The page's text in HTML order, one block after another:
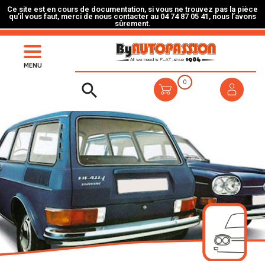
Ce site est en cours de documentation, si vous ne trouvez pas la pièce
qu’il vous faut, merci de nous contacter au 04 74 87 05 41, nous l’avons
sûrement.
MENU
 0